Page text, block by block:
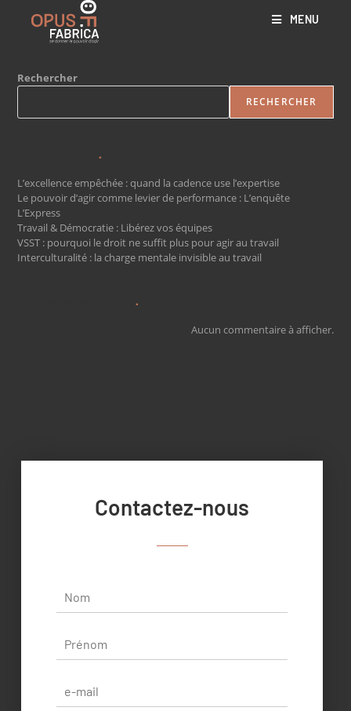
MENU
Rechercher
RECHERCHER
Articles récents
L’excellence empêchée : quand la cadence use l’expertise
Le pouvoir d’agir comme levier de performance : L’enquête
L’Express
Travail & Démocratie : Libérez vos équipes
VSST : pourquoi le droit ne suffit plus pour agir au travail
Interculturalité : la charge mentale invisible au travail
Commentaires récents
Aucun commentaire à afficher.
Contactez-nous